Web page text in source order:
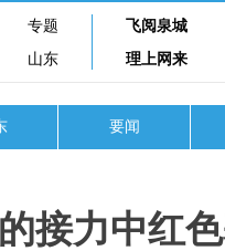
专题
山东
飞阅泉城
理上网来
要闻
接力中红